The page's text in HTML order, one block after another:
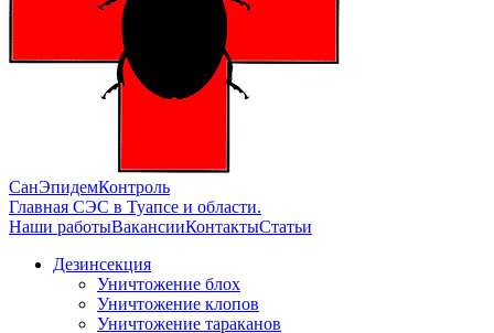
СанЭпидемКонтроль
Главная СЭС в Туапсе и области.
Наши работыВакансииКонтактыСтатьи
Дезинсекция
Уничтожение блох
Уничтожение клопов
Уничтожение тараканов